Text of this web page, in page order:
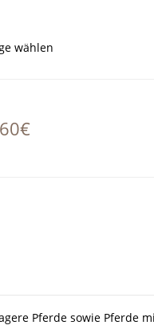
wählen
Pferde sowie Pferde